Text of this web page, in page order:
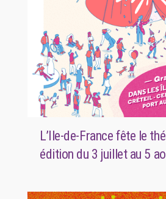
L’Ile-de-France fête le
édition du 3 juillet au 5